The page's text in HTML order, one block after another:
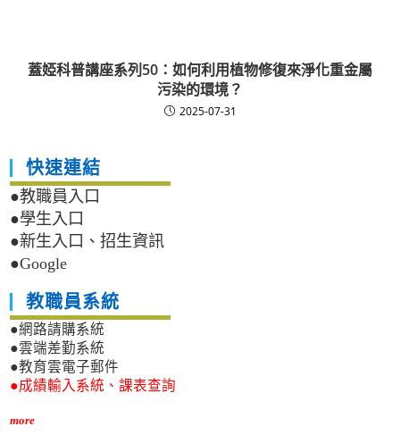
蓋婭科普講座系列50：如何利用植物修復來淨化重金屬
污染的環境？
2025-07-31
快速連結
●教職員入口
●學生入口
●新生入口、招生資訊
●Google
教職員系統
●網路請購系統
●雲端差勤系統
●教育雲電子郵件
●成績輸入系統、課表查詢
more